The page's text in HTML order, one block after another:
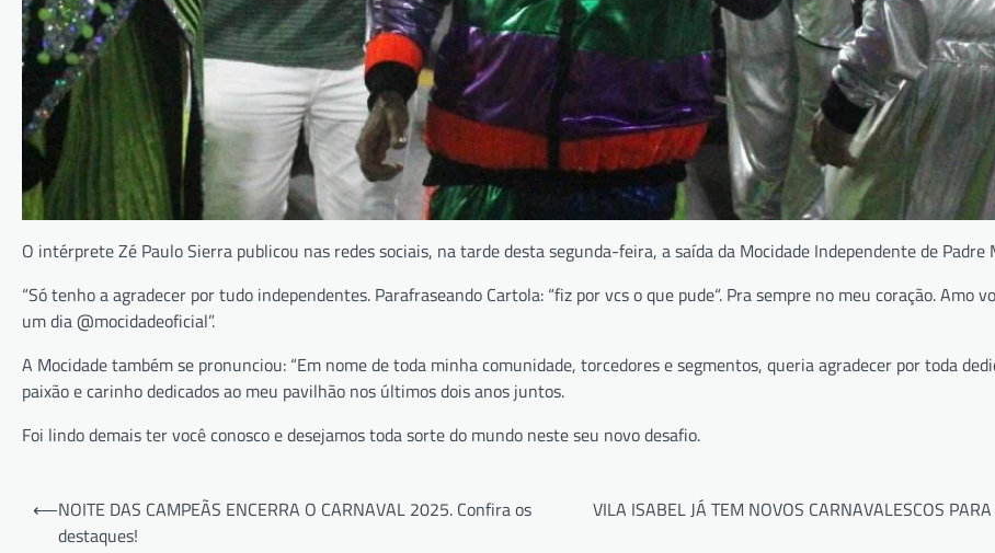
O intérprete Zé Paulo Sierra publicou nas redes sociais, na tarde desta segunda-feira, a saída da Mocidade Independente de Padre
“Só tenho a agradecer por tudo independentes. Parafraseando Cartola: “fiz por vcs o que pude“. Pra sempre no meu coração. Amo
um dia @mocidadeoficial”.
A Mocidade também se pronunciou: “Em nome de toda minha comunidade, torcedores e segmentos, queria agradecer por toda
paixão e carinho dedicados ao meu pavilhão nos últimos dois anos juntos.
Foi lindo demais ter você conosco e desejamos toda sorte do mundo neste seu novo desafio.
Navegação
⟵NOITE DAS CAMPEÃS ENCERRA O CARNAVAL 2025. Confira os
destaques!
VILA ISABEL JÁ TEM NOVOS CARNAVALESCOS